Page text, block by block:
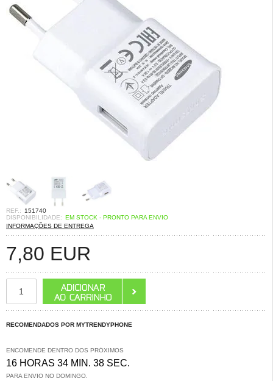
REF.:
151740
DISPONIBILIDADE: EM STOCK - PRONTO PARA ENVIO
INFORMAÇÕES DE ENTREGA
7,80 EUR
RECOMENDADOS POR MYTRENDYPHONE
ENCOMENDE DENTRO DOS PRÓXIMOS
16 HORAS 34 MIN. 37 SEC.
PARA ENVIO NO DOMINGO.